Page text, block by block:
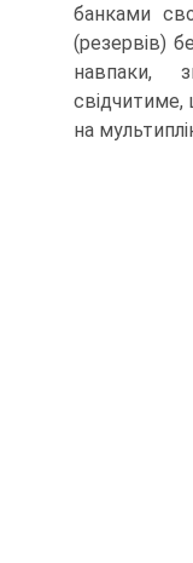
банками
(резервів)
навпаки,
на